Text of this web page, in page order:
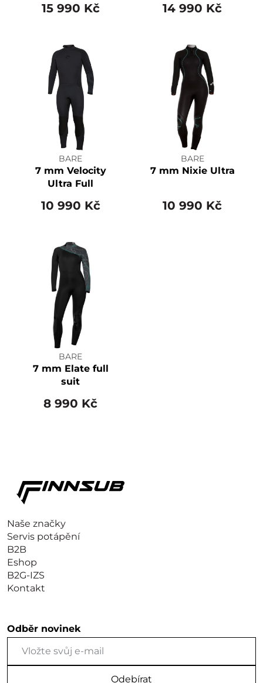
15 990 Kč 14 990 Kč
BARE
7 mm Velocity
Ultra Full
10 990 Kč
BARE
7 mm Nixie Ultra
10 990 Kč
BARE
7 mm Elate full
suit
8 990 Kč
Naše značky
Servis potápění
B2B
Eshop
B2G-IZS
Kontakt
Odběr novinek
Odebírat